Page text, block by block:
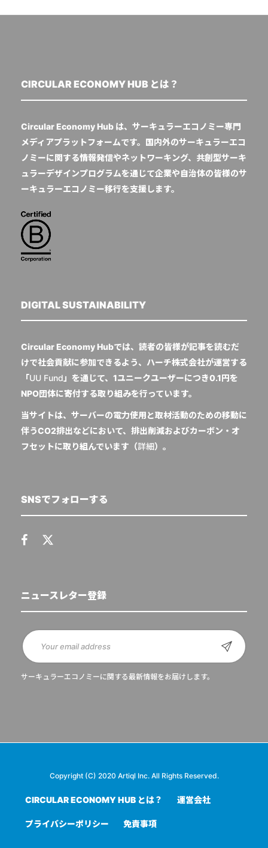
CIRCULAR ECONOMY HUB とは？
Circular Economy Hub は、サーキュラーエコノミー専門
メディアプラットフォームです。国内外のサーキュラーエコ
ノミーに関する情報発信やネットワーキング、共創型サーキ
ュラーデザインプログラムを通じて企業や自治体の皆様のサ
ーキュラーエコノミー移行を支援します。
DIGITAL SUSTAINABILITY
Circular Economy Hubでは、読者の皆様が記事を読むだ
けで社会貢献に参加できるよう、ハーチ株式会社が運営する
「UU Fund 」を通じて、1ユニークユーザーにつき0.1円を
NPO団体に寄付する取り組みを行っています。
当サイトは、サーバーの電力使用と取材活動のための移動に
伴うCO2排出などにおいて、排出削減およびカーボン・オ
フセットに取り組んでいます（詳細）。
SNSでフォローする
ニュースレター登録
サーキュラーエコノミーに関する最新情報をお届けします。
Copyright (C) 2020 Artiql Inc. All Rights Reserved.
CIRCULAR ECONOMY HUB とは？ 運営会社
プライバシーポリシー 免責事項